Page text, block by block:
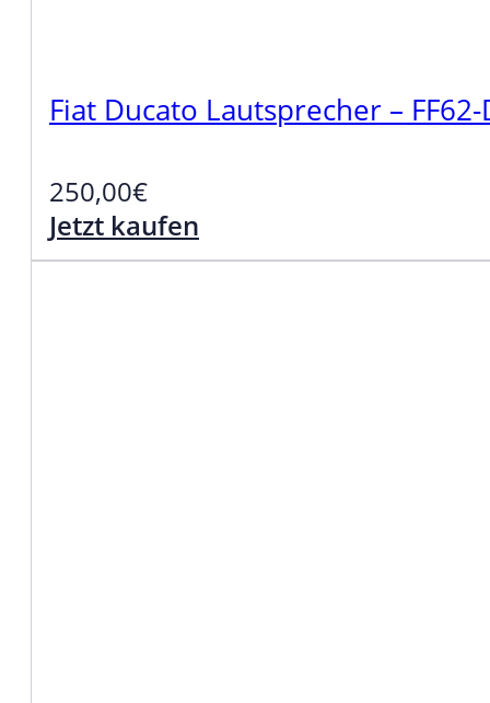
Fiat Ducato Lautsprecher – FF62-
250,00€
Jetzt kaufen